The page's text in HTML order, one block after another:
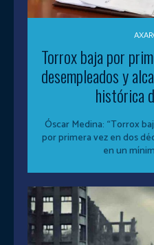
Torrox baja por
desempleados y
histórica
Óscar Medina: “Torrox
por primera vez en dos
en un